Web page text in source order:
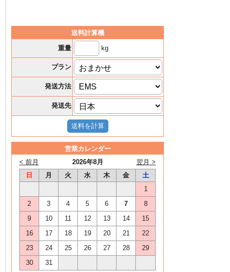
送料計算機
重量
kg
プラン
発送方法
発送先
営業カレンダー
2026年8月
< 前月
翌月 >
日
月 火 水 木 金
土
1
2
3 4 5 6 7
8
9
10 11 12 13 14
15
16
17 18 19 20 21
22
23
24 25 26 27 28
29
30
31